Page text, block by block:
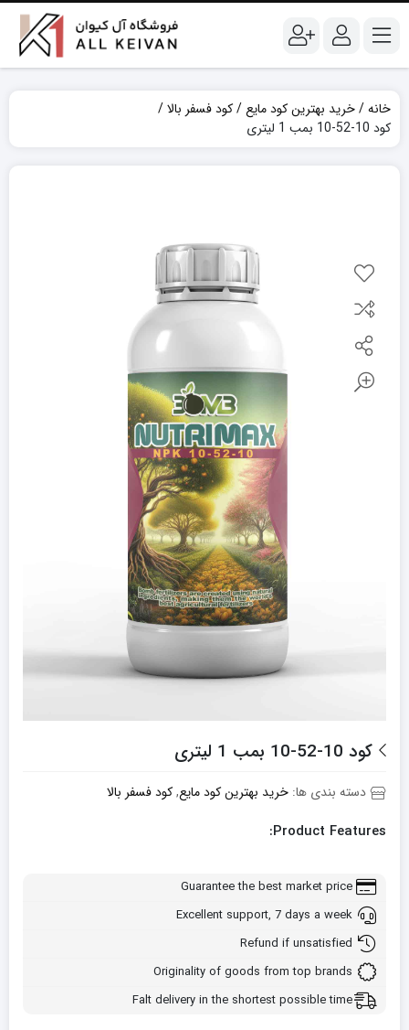
خانه خرید بهترین کود مایع
کود فسفر بالا
کود 10-52-10 بمب 1 لیتری
کود 10-52-10 بمب 1 لیتری
دسته بندی ها: خرید بهترین کود مایع,کود فسفر بالا
Product Features:
Guarantee the best market price
Excellent support, 7 days a week
Refund if unsatisfied
Originality of goods from top brands
Falt delivery in the shortest possible time